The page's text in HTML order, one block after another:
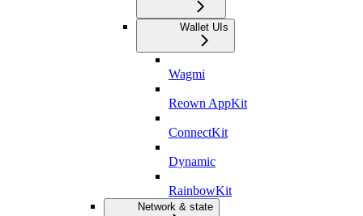
Wallet UIs
Wagmi
Reown AppKit
ConnectKit
Dynamic
RainbowKit
Network & state